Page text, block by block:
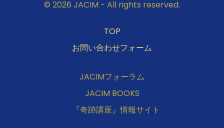
© 2026 JACIM - All rights reserved.
TOP
お問い合わせフォーム
JACIMフォーラム
JACIM BOOKS
『奇跡講座』情報サイト